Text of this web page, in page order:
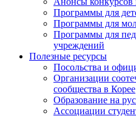
Программы для
Программы для
Программы для
учреждений
Полезные ресурсы
Посольства и
Организации
сообщества в Корее
Образование на
Ассоциации